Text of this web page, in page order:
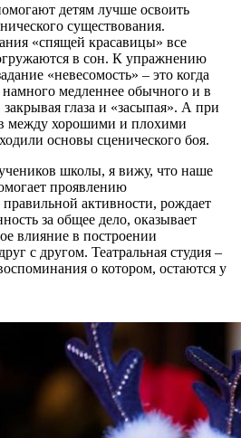
детям лучше освоить
существования.
«спящей красавицы» все
в сон. К упражнению
«невесомость» – это когда
намного медленнее обычного и в
глаза и «засыпая». А при
между хорошими и плохими
основы сценического боя.
школы, я вижу, что наше
проявлению
правильной активности, рождает
за общее дело, оказывает
влияние в построении
с другом. Театральная студия –
о котором, остаются у